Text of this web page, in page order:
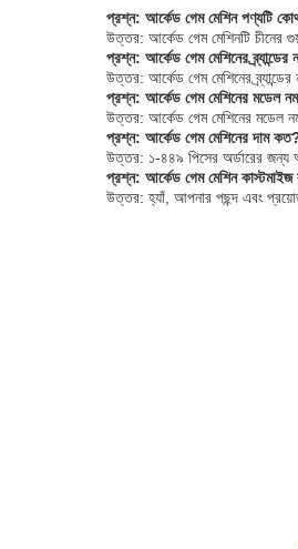
প্রশ্ন: আর্কেড গেম মেশিন পণ্যটি
উত্তর: আর্কেড গেম মেশিনটি চীনের
প্রশ্ন: আর্কেড গেম মেশিনের ব্র্যান্ডের
উত্তর: আর্কেড গেম মেশিনের
প্রশ্ন: আর্কেড গেম মেশিনের মডেল
উত্তর: আর্কেড গেম মেশিনের মডেল
প্রশ্ন: আর্কেড গেম মেশিনের দাম
উত্তর: ১-৪৪৯ পিসের অর্ডারের জন্য
প্রশ্ন: আর্কেড গেম মেশিন কাস্টমাইজ
উত্তর: হ্যাঁ, আপনার পছন্দ এবং